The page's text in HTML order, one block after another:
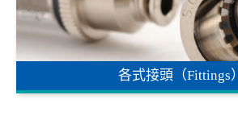
各式接頭（Fittings）